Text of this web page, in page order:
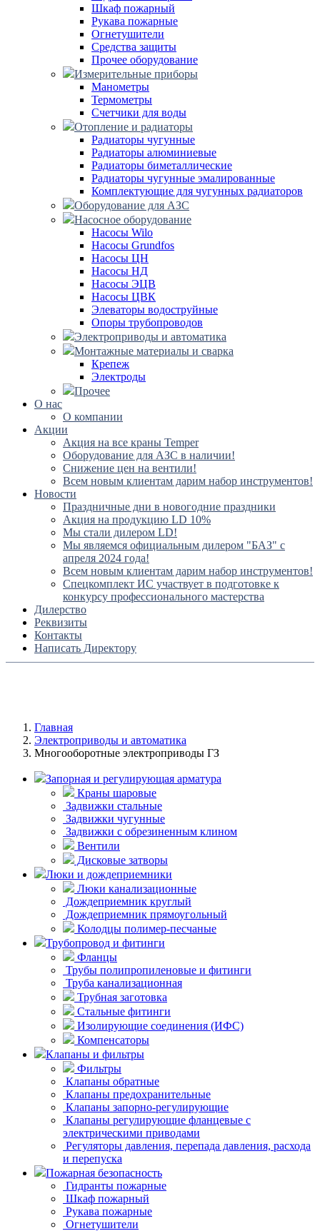
Шкаф пожарный
Рукава пожарные
Огнетушители
Средства защиты
Прочее оборудование
Измерительные приборы
Манометры
Термометры
Счетчики для воды
Отопление и радиаторы
Радиаторы чугунные
Радиаторы алюминиевые
Радиаторы биметаллические
Радиаторы чугунные эмалированные
Комплектующие для чугунных радиаторов
Оборудование для АЗС
Насосное оборудование
Насосы Wilo
Насосы Grundfos
Насосы ЦН
Насосы НД
Насосы ЭЦВ
Насосы ЦВК
Элеваторы водоструйные
Опоры трубопроводов
Электроприводы и автоматика
Монтажные материалы и сварка
Крепеж
Электроды
Прочее
О нас
О компании
Акции
Акция на все краны Temper
Оборудование для АЗС в наличии!
Снижение цен на вентили!
Всем новым клиентам дарим набор инструментов!
Новости
Праздничные дни в новогодние праздники
Акция на продукцию LD 10%
Мы стали дилером LD!
Мы являемся официальным дилером "БАЗ" с
апреля 2024 года!
Всем новым клиентам дарим набор инструментов!
Спецкомплект ИС участвует в подготовке к
конкурсу профессионального мастерства
Дилерство
Реквизиты
Контакты
Написать Директору
Главная
Электроприводы и автоматика
Многооборотные электроприводы ГЗ
Запорная и регулирующая арматура
Краны шаровые
Задвижки стальные
Задвижки чугунные
Задвижки с обрезиненным клином
Вентили
Дисковые затворы
Люки и дождеприемники
Люки канализационные
Дождеприемник круглый
Дождеприемник прямоугольный
Колодцы полимер-песчаные
Трубопровод и фитинги
Фланцы
Трубы полипропиленовые и фитинги
Труба канализационная
Трубная заготовка
Стальные фитинги
Изолирующие соединения (ИФС)
Компенсаторы
Клапаны и фильтры
Фильтры
Клапаны обратные
Клапаны предохранительные
Клапаны запорно-регулирующие
Клапаны регулирующие фланцевые с
электрическими приводами
Регуляторы давления, перепада давления, расхода
и перепуска
Пожарная безопасность
Гидранты пожарные
Шкаф пожарный
Рукава пожарные
Огнетушители